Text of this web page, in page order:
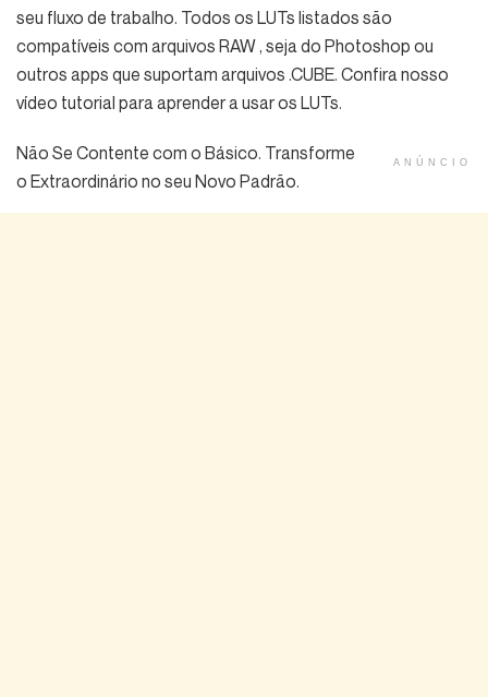
seu fluxo de trabalho. Todos os LUTs listados são
compatíveis com arquivos RAW , seja do Photoshop ou
outros apps que suportam arquivos .CUBE. Confira nosso
vídeo tutorial para aprender a usar os LUTs.
ANÚNCIO
Não Se Contente com o Básico. Transforme
o Extraordinário no seu Novo Padrão.